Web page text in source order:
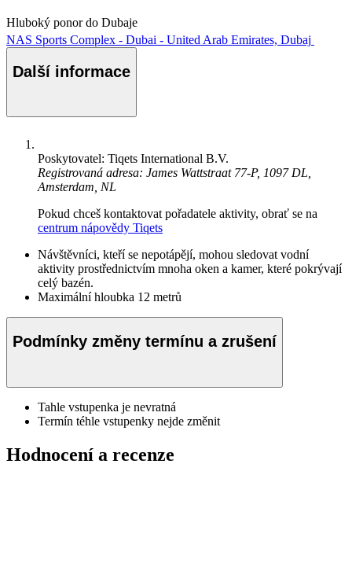
Hluboký ponor do Dubaje
NAS Sports Complex - Dubai - United Arab Emirates, Dubaj
Další informace
Poskytovatel: Tiqets International B.V.
Registrovaná adresa: James Wattstraat 77-P, 1097 DL,
Amsterdam, NL
Pokud chceš kontaktovat pořadatele aktivity, obrať se na
centrum nápovědy Tiqets
Návštěvníci, kteří se nepotápějí, mohou sledovat vodní
aktivity prostřednictvím mnoha oken a kamer, které pokrývají
celý bazén.
Maximální hloubka 12 metrů
Podmínky změny termínu a zrušení
Tahle vstupenka je nevratná
Termín téhle vstupenky nejde změnit
Hodnocení a recenze